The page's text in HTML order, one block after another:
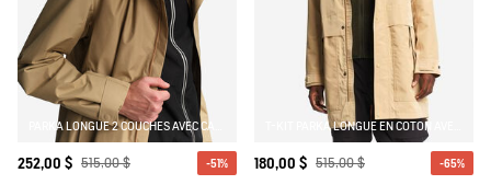
252,00 $ 515,00 $ -51% 180,00 $ 515,00 $ -65%